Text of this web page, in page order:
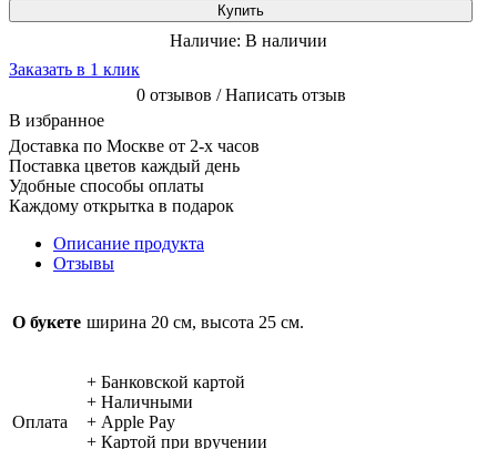
Купить
Наличие: В наличии
Заказать в 1 клик
0 отзывов / Написать отзыв
В избранное
Доставка по Москве от 2-х часов
Поставка цветов каждый день
Удобные способы оплаты
Каждому открытка в подарок
Описание продукта
Отзывы
О букете ширина 20 см, высота 25 см.
Оплата
+ Банковской картой
+ Наличными
+ Apple Pay
+ Картой при вручении